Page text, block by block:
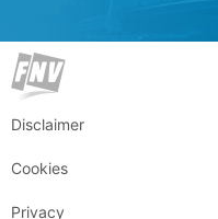
Disclaimer
Cookies
Privacy